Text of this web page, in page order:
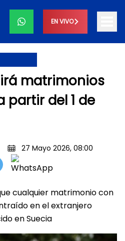
EN VIVO
matrimonios
partir del 1 de
27 Mayo 2026, 08:00
cualquier matrimonio con
en el extranjero
en Suecia